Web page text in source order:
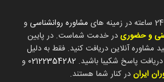
مشاوره روانشناسی و
و حضوریدر خدمت شماست. در پایین
مشاوره آنلاین دریافت کنید. فقط به دلیل
پاسخ شکیبا باشید. 02122354282 و
ایراندر کنار شما هستند.